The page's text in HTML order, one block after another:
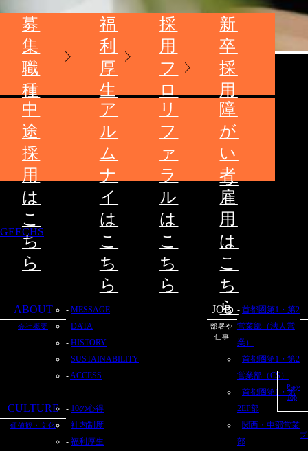
募
集
職
種
福
利
厚
生
採
用
フ
ロ
ー
新
卒
採
用
は
こ
ち
ら
中
途
採
用
は
こ
ち
ら
ア
ル
ム
ナ
イ
は
こ
ち
ら
リ
フ
ァ
ラ
ル
は
こ
ち
ら
障
が
い
者
雇
用
は
こ
ち
ら
GEECHS
ABOUT
会社概要
MESSAGE
DATA
HISTORY
SUSTAINABILITY
ACCESS
CULTURE
価値観・文化
10の心得
社内制度
福利厚生
JOB
部署や
仕事
首都圏第1・第2
営業部（法人営
業）
首都圏第1・第2
営業部（CS）
首都圏第1・第
2EP部
関西・中部営業
部
Page
Top